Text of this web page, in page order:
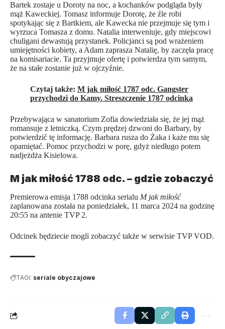
Bartek zostaje u Doroty na noc, a kochanków podgląda były
mąż Kaweckiej. Tomasz informuje Dorotę, że źle robi
spotykając się z Bartkiem, ale Kawecka nie przejmuje się tym i
wyrzuca Tomasza z domu. Natalia interweniuje, gdy miejscowi
chuligani dewastują przystanek. Policjanci są pod wrażeniem
umiejętności kobiety, a Adam zaprasza Natalię, by zaczęła pracę
na komisariacie. Ta przyjmuje ofertę i potwierdza tym samym,
że na stałe zostanie już w ojczyźnie.
Czytaj także: M jak miłość 1787 odc. Gangster
przychodzi do Kamy. Streszczenie 1787 odcinka
Przebywająca w sanatorium Zofia dowiedziała się, że jej mąż
romansuje z letniczką. Czym prędzej dzwoni do Barbary, by
potwierdzić tę informację. Barbara rusza do Żaka i każe mu się
opamiętać. Pomoc przychodzi w porę, gdyż niedługo potem
nadjeżdża Kisielowa.
M jak miłość 1788 odc. – gdzie zobaczyć
Premierowa emisja 1788 odcinka serialu M jak miłość
zaplanowana została na poniedziałek, 11 marca 2024 na godzinę
20:55 na antenie TVP 2.
Odcinek będziecie mogli zobaczyć także w serwisie TVP VOD.
TAGI: seriale obyczajowe